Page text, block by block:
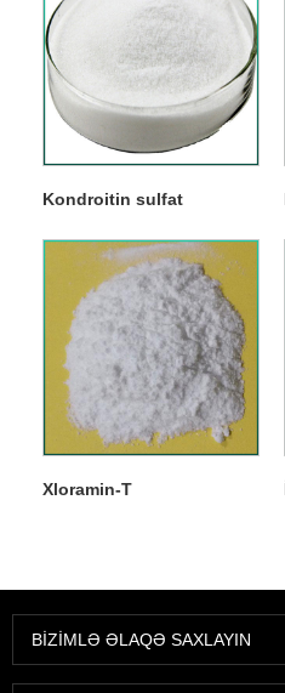
Kondroitin sulfat
Xloramin-T
BIZIMLƏ ƏLAQƏ SAXLAYIN